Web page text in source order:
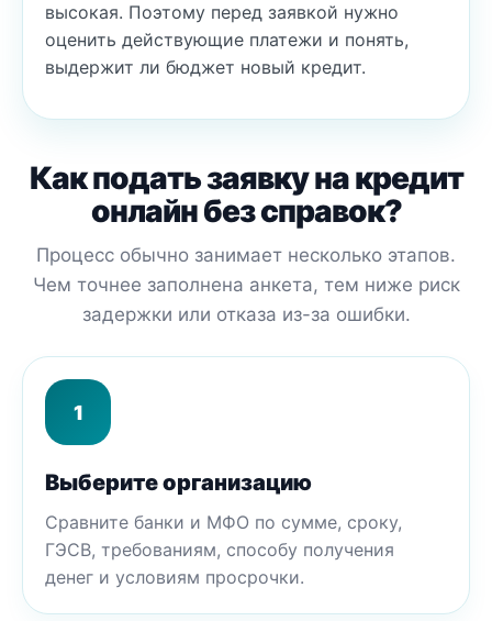
высокая. Поэтому перед заявкой нужно
оценить действующие платежи и понять,
выдержит ли бюджет новый кредит.
Как подать заявку на кредит
онлайн без справок?
Процесс обычно занимает несколько этапов.
Чем точнее заполнена анкета, тем ниже риск
задержки или отказа из-за ошибки.
1
Выберите организацию
Сравните банки и МФО по сумме, сроку,
ГЭСВ, требованиям, способу получения
денег и условиям просрочки.